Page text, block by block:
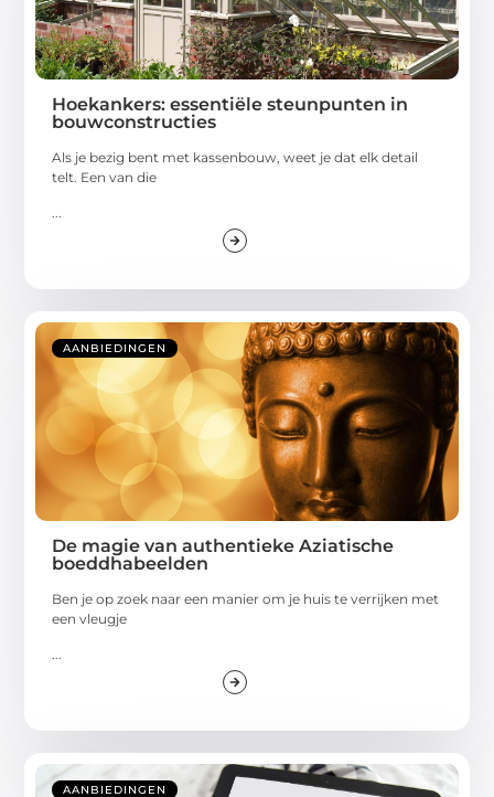
Hoekankers: essentiële steunpunten in
bouwconstructies
Als je bezig bent met kassenbouw, weet je dat elk detail
telt. Een van die
...
AANBIEDINGEN
De magie van authentieke Aziatische
boeddhabeelden
Ben je op zoek naar een manier om je huis te verrijken met
een vleugje
...
AANBIEDINGEN